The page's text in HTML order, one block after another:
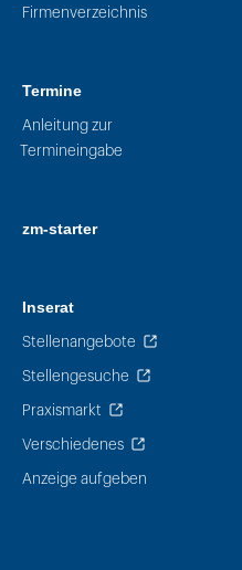
Firmenverzeichnis
Termine
Anleitung zur
Termineingabe
zm-starter
Inserat
Stellenangebote
Stellengesuche
Praxismarkt
Verschiedenes
Anzeige aufgeben